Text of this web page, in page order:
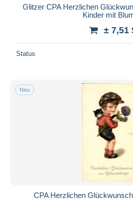
Glitzer CPA Herzlichen
Kinder mit
± 7,51
Status
Neu
CPA Herzlichen